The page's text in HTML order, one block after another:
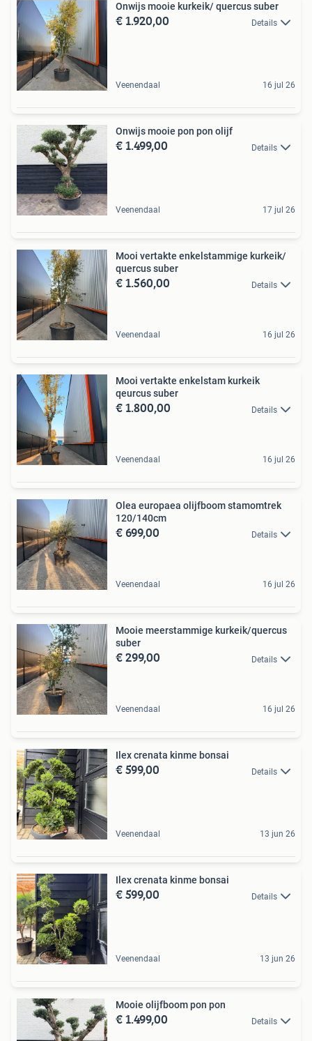
Onwijs mooie kurkeik/ quercus suber
€ 1.920,00 Details
Veenendaal 16 jul 26
Onwijs mooie pon pon olijf
€ 1.499,00 Details
Veenendaal 17 jul 26
Mooi vertakte enkelstammige kurkeik/
quercus suber
€ 1.560,00 Details
Veenendaal 16 jul 26
Mooi vertakte enkelstam kurkeik
qeurcus suber
€ 1.800,00 Details
Veenendaal 16 jul 26
Olea europaea olijfboom stamomtrek
120/140cm
€ 699,00 Details
Veenendaal 16 jul 26
Mooie meerstammige kurkeik/quercus
suber
€ 299,00 Details
Veenendaal 16 jul 26
Ilex crenata kinme bonsai
€ 599,00 Details
Veenendaal 13 jun 26
Ilex crenata kinme bonsai
€ 599,00 Details
Veenendaal 13 jun 26
Mooie olijfboom pon pon
€ 1.499,00 Details